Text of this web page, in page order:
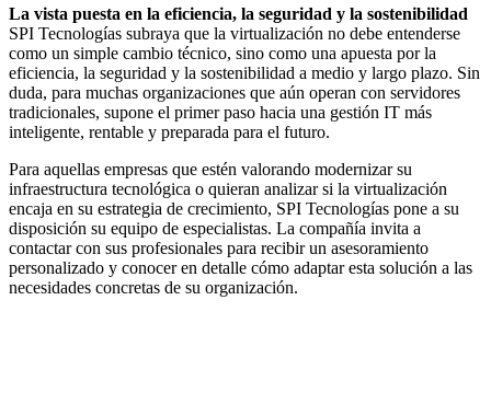
La vista puesta en la eficiencia, la seguridad y la sostenibilidad
SPI Tecnologías subraya que la virtualización no debe entenderse
como un simple cambio técnico, sino como una apuesta por la
eficiencia, la seguridad y la sostenibilidad a medio y largo plazo. Sin
duda, para muchas organizaciones que aún operan con servidores
tradicionales, supone el primer paso hacia una gestión IT más
inteligente, rentable y preparada para el futuro.
Para aquellas empresas que estén valorando modernizar su
infraestructura tecnológica o quieran analizar si la virtualización
encaja en su estrategia de crecimiento, SPI Tecnologías pone a su
disposición su equipo de especialistas. La compañía invita a
contactar con sus profesionales para recibir un asesoramiento
personalizado y conocer en detalle cómo adaptar esta solución a las
necesidades concretas de su organización.